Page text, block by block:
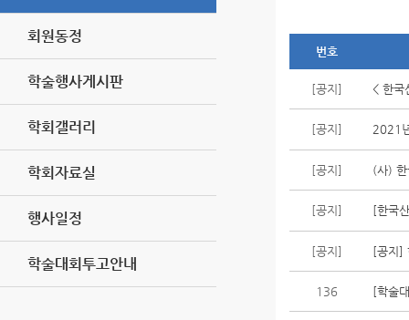
회원동정
학술행사게시판
학회갤러리
학회자료실
행사일정
학술대회투고안내
번호
[공지] < 한국
[공지] 2021
[공지] (사)
[공지] [한국
[공지] [공지]
136 [학술